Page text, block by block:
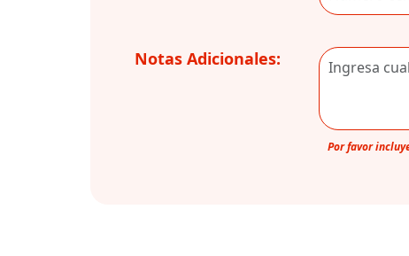
Notas Adicionales:
Por favor